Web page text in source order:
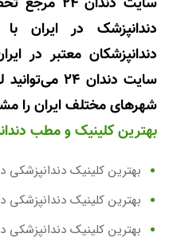
دندانپزشک در
دندانپزشکان معتبر در
سایت دندان
شهرهای مختلف ایران را
بهترین کلینیک و مطب
بهترین کلینیک دندانپزشکی
بهترین کلینیک
بهترین کلینیک دندانپزشکی